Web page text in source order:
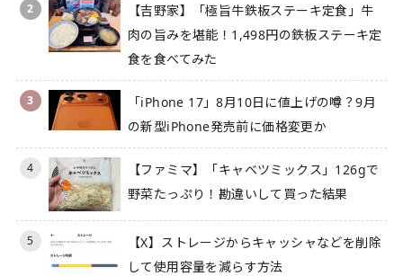
2
【吉野家】「極旨牛鉄板ステーキ定食」牛
肉の旨みを堪能！1,498円の鉄板ステーキ定
食を食べてみた
3
「iPhone 17」8月10日に値上げの噂？9月
の新型iPhone発売前に価格変更か
4
【ファミマ】「キャベツミックス」126gで
野菜たっぷり！勘違いして買った結果
5
【X】ストレージからキャッシャなどを削除
して使用容量を減らす方法